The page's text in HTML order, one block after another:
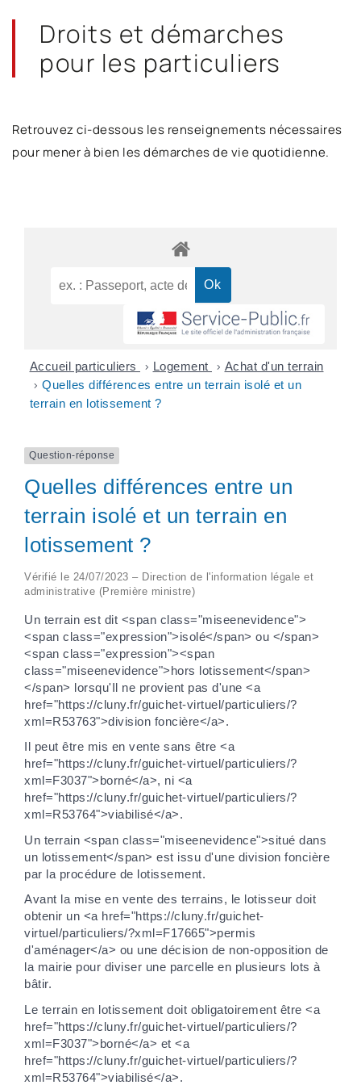
Droits et démarches
pour les particuliers
Retrouvez ci-dessous les renseignements nécessaires
pour mener à bien les démarches de vie quotidienne.
Accueil particuliers > Logement > Achat d'un terrain
> Quelles différences entre un terrain isolé et un
terrain en lotissement ?
Question-réponse
Quelles différences entre un
terrain isolé et un terrain en
lotissement ?
Vérifié le 24/07/2023 – Direction de l'information légale et
administrative (Première ministre)
Un terrain est dit <span class="miseenevidence">
<span class="expression">isolé</span> ou </span>
<span class="expression"><span
class="miseenevidence">hors lotissement</span>
</span> lorsqu'Il ne provient pas d'une <a
href="https://cluny.fr/guichet-virtuel/particuliers/?
xml=R53763">division foncière</a>.
Il peut être mis en vente sans être <a
href="https://cluny.fr/guichet-virtuel/particuliers/?
xml=F3037">borné</a>, ni <a
href="https://cluny.fr/guichet-virtuel/particuliers/?
xml=R53764">viabilisé</a>.
Un terrain <span class="miseenevidence">situé dans
un lotissement</span> est issu d'une division foncière
par la procédure de lotissement.
Avant la mise en vente des terrains, le lotisseur doit
obtenir un <a href="https://cluny.fr/guichet-
virtuel/particuliers/?xml=F17665">permis
d'aménager</a> ou une décision de non-opposition de
la mairie pour diviser une parcelle en plusieurs lots à
bâtir.
Le terrain en lotissement doit obligatoirement être <a
href="https://cluny.fr/guichet-virtuel/particuliers/?
xml=F3037">borné</a> et <a
href="https://cluny.fr/guichet-virtuel/particuliers/?
xml=R53764">viabilisé</a>.